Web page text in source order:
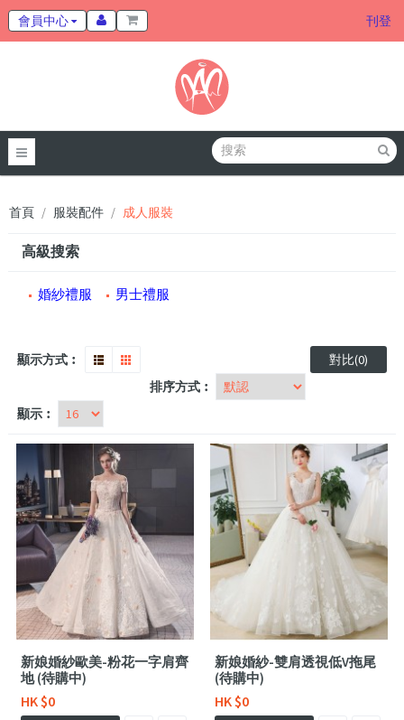
會員中心 刊登
首頁 服裝配件 成人服裝
高級搜索
婚紗禮服 男士禮服
顯示方式︰
對比(0)
排序方式︰
顯示︰
新娘婚紗歐美-粉花一字肩齊
地 (待購中)
HK $0
新娘婚紗-雙肩透視低V拖尾
(待購中)
HK $0